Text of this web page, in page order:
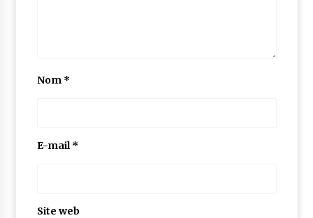
Nom *
E-mail*
Site web